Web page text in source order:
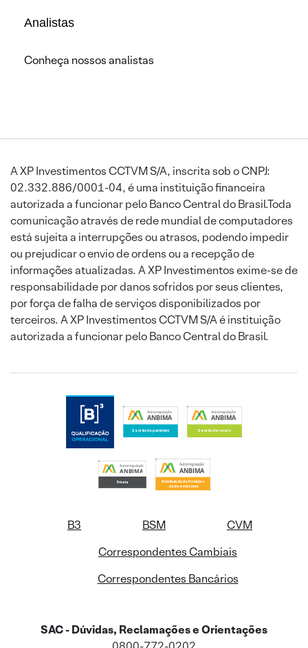
Analistas
Conheça nossos analistas
A XP Investimentos CCTVM S/A, inscrita sob o CNPJ:
02.332.886/0001-04, é uma instituição financeira
autorizada a funcionar pelo Banco Central do Brasil.Toda
comunicação através de rede mundial de computadores
está sujeita a interrupções ou atrasos, podendo impedir
ou prejudicar o envio de ordens ou a recepção de
informações atualizadas. A XP Investimentos exime-se de
responsabilidade por danos sofridos por seus clientes,
por força de falha de serviços disponibilizados por
terceiros. A XP Investimentos CCTVM S/A é instituição
autorizada a funcionar pelo Banco Central do Brasil.
B3 BSM
CVM
Correspondentes Cambiais
Correspondentes Bancários
SAC - Dúvidas, Reclamações e Orientações